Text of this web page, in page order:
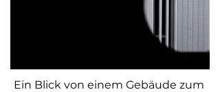
Ein Blick von einem Gebäude zum